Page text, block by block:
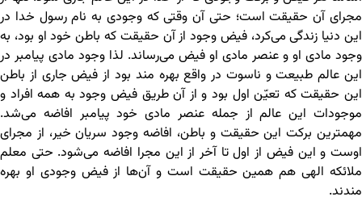
مجرای آن حقیقت است؛ حتی آن وقتی که وجودی به نام رسول خدا در
این دنیا زندگی می‌کرد، فیض وجود از آن حقیقت که باطن خود او بود، به
وجود مادی او و عنصر مادی او فیض می‌رساند. لذا وجود مادی پیامبر در
این عالم طبیعت و ناسوت در واقع بهره مند بود از فیض جاری از باطن
این حقیقت که تعیّن اول بود و از آن طریق فیض وجود به همه افراد و
موجودات این عالم از جمله عنصر مادی خود پیامبر افاضه می‌شد.
مهمترین برکت این حقیقت و باطن، افاضه وجود سریان خیر، از مجرای
اوست و این فیض از اول تا آخر از این مجرا افاضه می‌شود. حتی معلم
ملائکه الهی هم همین حقیقت است و آن‌ها از فیض وجودی او بهره
مندند.